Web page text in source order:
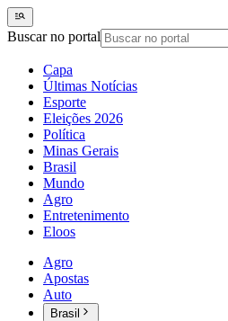
Buscar no portal
Capa
Últimas Notícias
Esporte
Eleições 2026
Política
Minas Gerais
Brasil
Mundo
Agro
Entretenimento
Eloos
Agro
Apostas
Auto
Brasil